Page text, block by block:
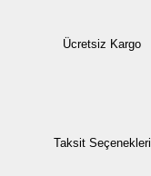
Ücretsiz Kargo
Taksit Seçenekleri